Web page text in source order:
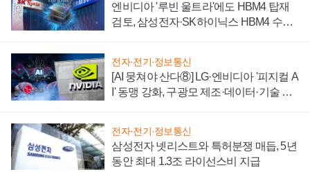
엔비디아 '루빈 울트라'에도 HBM4 탑재
검토, 삼성전자·SK하이닉스 HBM4 수율
전자·전기·정보통신
[AI 뭉쳐야 산다⑧] LG·엔비디아 '피지컬 A
I' 동맹 강화, 구광모 제조·데이터·기술 결
전자·전기·정보통신
삼성전자 넷리스트와 특허분쟁 매듭, 5년
동안 최대 1.3조 라이선스비 지급